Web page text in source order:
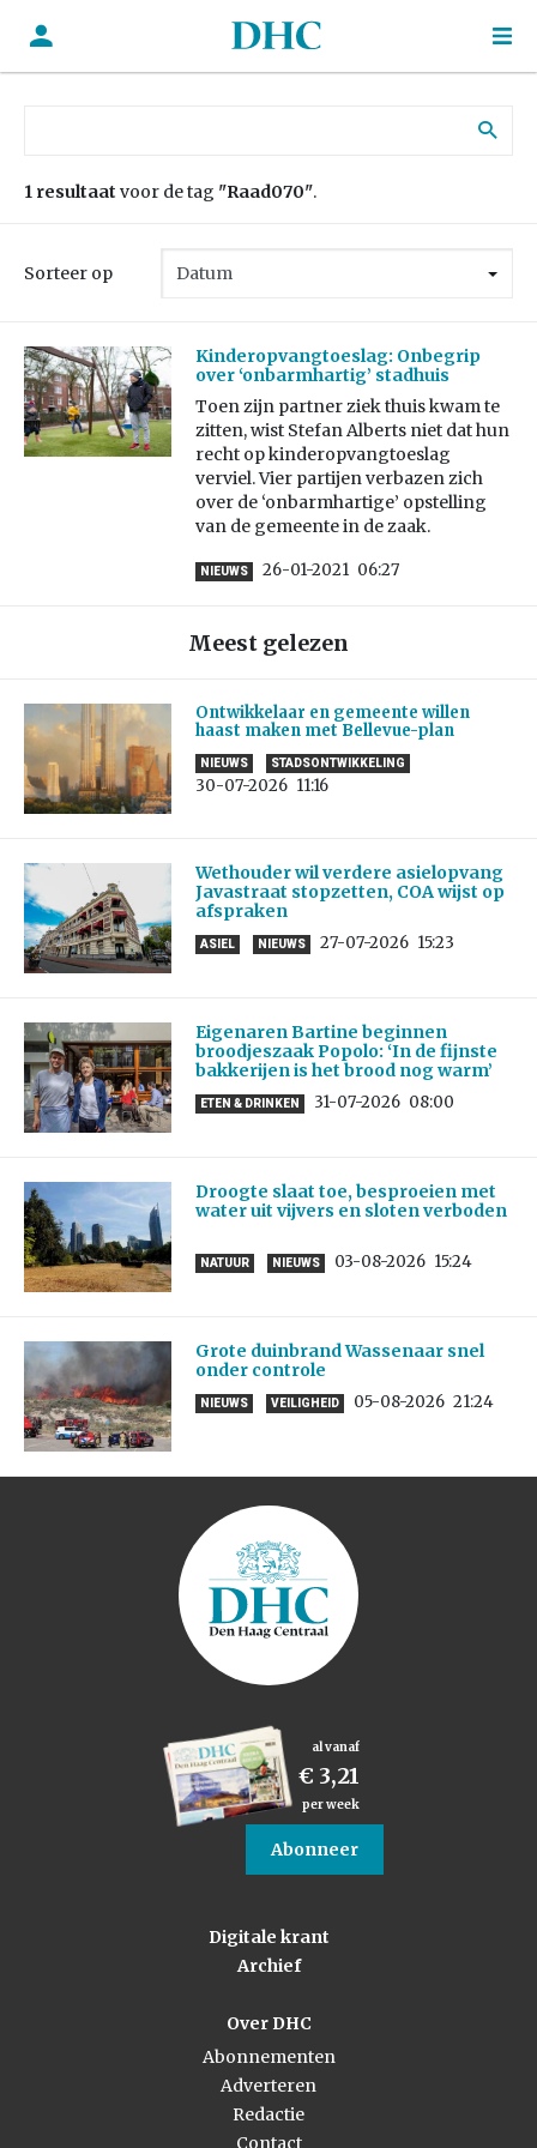
1 resultaat voor de tag "Raad070".
Sorteer op
Kinderopvangtoeslag: Onbegrip
over ‘onbarmhartig’ stadhuis
Toen zijn partner ziek thuis kwam te
zitten, wist Stefan Alberts niet dat hun
recht op kinderopvangtoeslag
verviel. Vier partijen verbazen zich
over de ‘onbarmhartige’ opstelling
van de gemeente in de zaak.
NIEUWS 26-01-2021 06:27
Meest gelezen
Ontwikkelaar en gemeente willen
haast maken met Bellevue-plan
NIEUWS STADSONTWIKKELING
30-07-2026 11:16
Wethouder wil verdere asielopvang
Javastraat stopzetten, COA wijst op
afspraken
ASIEL NIEUWS 27-07-2026 15:23
Eigenaren Bartine beginnen
broodjeszaak Popolo: ‘In de fijnste
bakkerijen is het brood nog warm’
ETEN & DRINKEN 31-07-2026 08:00
Droogte slaat toe, besproeien met
water uit vijvers en sloten verboden
NATUUR NIEUWS 03-08-2026 15:24
Grote duinbrand Wassenaar snel
onder controle
NIEUWS VEILIGHEID 05-08-2026 21:24
al vanaf
€ 3,21
per week
Abonneer
Digitale krant
Archief
Over DHC
Abonnementen
Adverteren
Redactie
Contact